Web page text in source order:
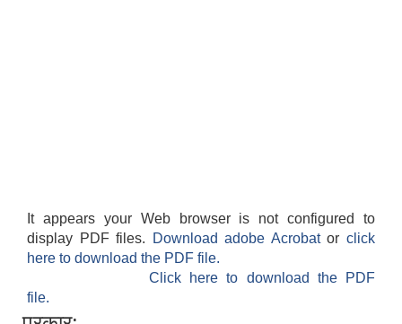
It appears your Web browser is not configured to
display PDF files.
Download adobe Acrobatorclick
here to download the PDF file.
Click here to download the PDF
file.